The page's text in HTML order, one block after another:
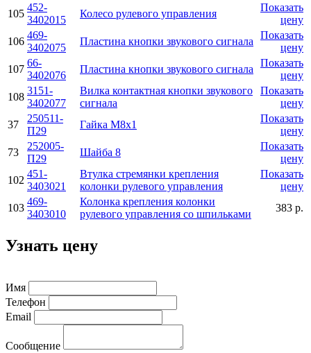
105
452-
3402015
Колесо рулевого управления
Показать
цену
106
469-
3402075
Пластина кнопки звукового сигнала
Показать
цену
107
66-
3402076
Пластина кнопки звукового сигнала
Показать
цену
108
3151-
3402077
Вилка контактная кнопки звукового
сигнала
Показать
цену
37
250511-
П29
Гайка М8х1
Показать
цену
73
252005-
П29
Шайба 8
Показать
цену
102
451-
3403021
Втулка стремянки крепления
колонки рулевого управления
Показать
цену
103
469-
3403010
Колонка крепления колонки
рулевого управления со шпильками
383 р.
Узнать цену
Имя
Телефон
Email
Сообщение